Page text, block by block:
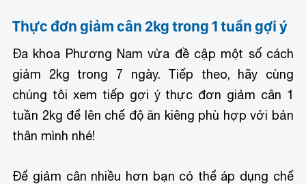
Thực đơn giảm cân 2kg trong 1 tuần gợi ý
Đa khoa Phương Nam vừa đề cập một số cách
giảm 2kg trong 7 ngày. Tiếp theo, hãy cùng
chúng tôi xem tiếp gợi ý thực đơn giảm cân 1
tuần 2kg để lên chế độ ăn kiêng phù hợp với bản
thân mình nhé!
Để giảm cân nhiều hơn bạn có thể áp dụng chế